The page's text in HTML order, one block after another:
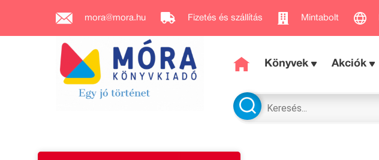
mora@mora.hu Fizetés és szállítás Mintabolt
Könyvek Akciók